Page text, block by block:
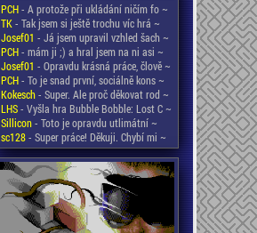
PCH- A protože při ukládání ničím fo ~
TK- Tak jsem si ještě trochu víc hrá ~
Josef01 - Já jsem upravil vzhled šach ~
PCH- mám ji ;) a hral jsem na ni asi ~
Josef01 - Opravdu krásná práce, člově ~
PCH- To je snad první, sociálně kons ~
Kokesch- Super. Ale proč děkovat rod ~
LHS- Vyšla hra Bubble Bobble: Lost C ~
Sillicon- Toto je opravdu utlimátní ~
sc128- Super práce! Děkuji. Chybí mi ~